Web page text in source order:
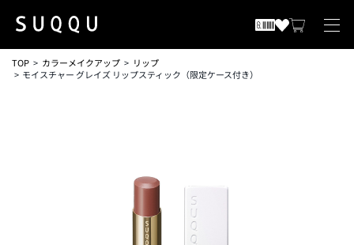
TOP カラーメイクアップ
リップ
モイスチャー グレイズ リップスティック（限定ケース付き）